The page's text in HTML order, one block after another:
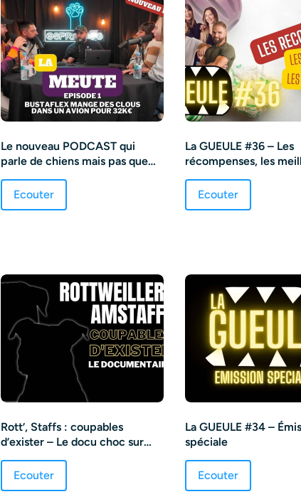
Le nouveau PODCAST qui
parle de chiens mais pas que…
Ecouter
La GUEULE #36 – Les
récompenses, les
Ecouter
Rott’, Staffs : coupables
d’exister – Le docu choc sur
Ecouter
La GUEULE #34 –
spéciale
Ecouter